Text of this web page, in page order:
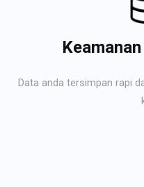
Data anda tersimpan rapi